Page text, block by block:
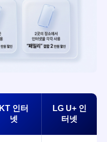
KT 인터
넷
LG U+ 인
터넷